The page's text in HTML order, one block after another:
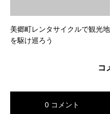
美郷町レンタサイクルで観光地
を駆け巡ろう
コ
0 コメント